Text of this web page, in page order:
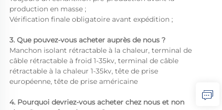
production en masse ;
Vérification finale obligatoire avant expédition ;
3. Que pouvez-vous acheter auprès de nous ?
Manchon isolant rétractable à la chaleur, terminal de
câble rétractable à froid 1-35kv, terminal de câble
rétractable à la chaleur 1-35kv, tête de prise
européenne, tête de prise américaine
4. Pourquoi devriez-vous acheter chez nous et non